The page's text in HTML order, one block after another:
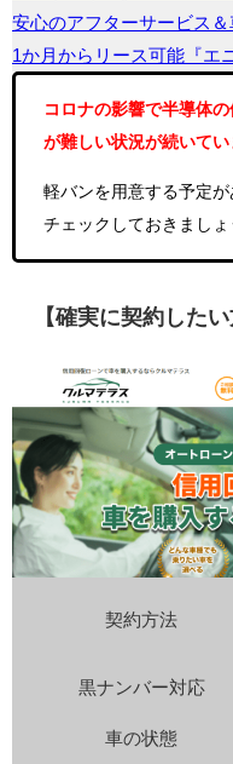
安心のアフターサービス＆
1か月からリース可能『エ
コロナの影響で半導体
が難しい状況が続いてい
軽バンを用意する予定
チェックしておきましょ
【確実に契約した
契約方法
黒ナンバー対応
車の状態